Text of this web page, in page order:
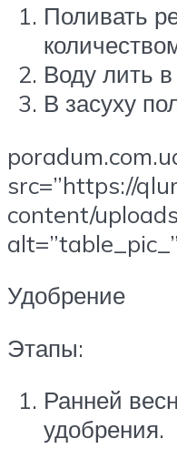
Поливать
Воду лить
В засуху
src=”https://
content/
Удобрение
Этапы:
Ранней
удобрения.